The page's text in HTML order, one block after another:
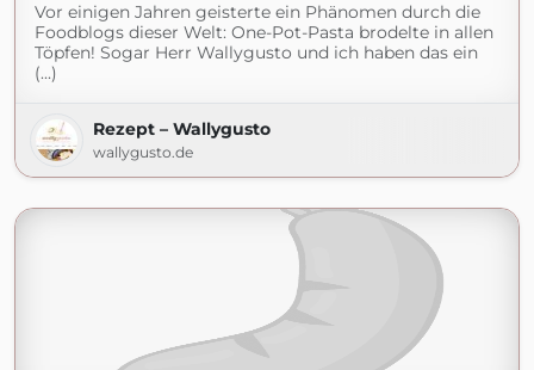
Vor einigen Jahren geisterte ein Phänomen durch die
Foodblogs dieser Welt: One-Pot-Pasta brodelte in allen
Töpfen! Sogar Herr Wallygusto und ich haben das ein
(...)
Rezept – Wallygusto
wallygusto.de